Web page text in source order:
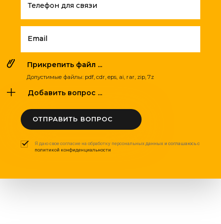
Телефон для связи
Email
Прикрепить файл ...
Допустимые файлы: pdf, cdr, eps, ai, rar, zip, 7z
Добавить вопрос ...
ОТПРАВИТЬ ВОПРОС
Я даю свое согласие на обработку персональных данных и соглашаюсь с
политикой конфиденциальности